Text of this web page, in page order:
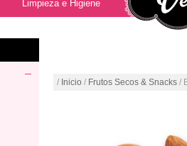
Limpieza e Higiene
/ Inicio / Frutos Secos & Snacks /